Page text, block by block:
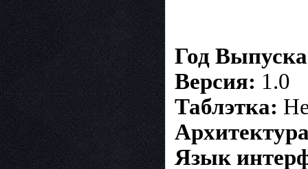
Год
Версия: 1.0
Таблэтка:
Язык